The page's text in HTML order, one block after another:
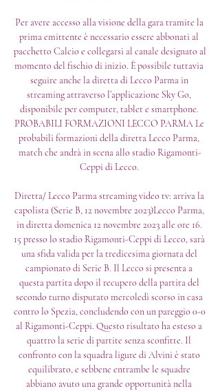
Per avere accesso alla visione della gara tramite la
prima emittente è necessario essere abbonati al
pacchetto Calcio e collegarsi al canale designato al
momento del fischio di inizio. È possibile tuttavia
seguire anche la diretta di Lecco Parma in
streaming attraverso l’applicazione Sky Go,
disponibile per computer, tablet e smartphone.
PROBABILI FORMAZIONI LECCO PARMA Le
probabili formazioni della diretta Lecco Parma,
match che andrà in scena allo stadio Rigamonti-
Ceppi di Lecco.
Diretta/ Lecco Parma streaming video tv: arriva la
capolista (Serie B, 12 novembre 2023)Lecco Parma,
in diretta domenica 12 novembre 2023 alle ore 16.
15 presso lo stadio Rigamonti-Ceppi di Lecco, sarà
una sfida valida per la tredicesima giornata del
campionato di Serie B. Il Lecco si presenta a
questa partita dopo il recupero della partita del
secondo turno disputato mercoledì scorso in casa
contro lo Spezia, concludendo con un pareggio 0-0
al Rigamonti-Ceppi. Questo risultato ha esteso a
quattro la serie di partite senza sconfitte. Il
confronto con la squadra ligure di Alvini è stato
equilibrato, e sebbene entrambe le squadre
abbiano avuto una grande opportunità nella